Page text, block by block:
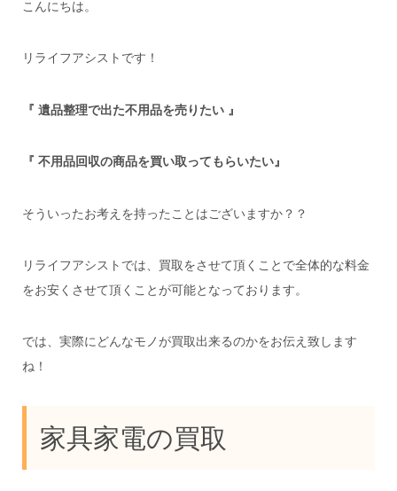
こんにちは。
リライフアシストです！
『 遺品整理で出た不用品を売りたい 』
『 不用品回収の商品を買い取ってもらいたい』
そういったお考えを持ったことはございますか？？
リライフアシストでは、買取をさせて頂くことで全体的な料金
をお安くさせて頂くことが可能となっております。
では、実際にどんなモノが買取出来るのかをお伝え致します
ね！
家具家電の買取